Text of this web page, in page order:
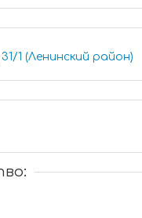
1 (Ленинский район)